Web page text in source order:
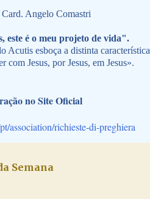
Angelo Comastri
este é o meu projeto de vida".
Acutis esboça a distinta característica
com Jesus, por Jesus, em Jesus».
no Site Oficial
association/richieste-di-preghiera
Semana